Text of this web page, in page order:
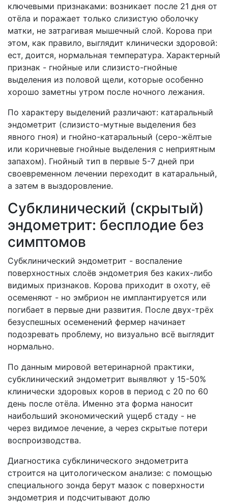
ключевыми признаками: возникает после 21 дня от
отёла и поражает только слизистую оболочку
матки, не затрагивая мышечный слой. Корова при
этом, как правило, выглядит клинически здоровой:
ест, доится, нормальная температура. Характерный
признак - гнойные или слизисто-гнойные
выделения из половой щели, которые особенно
хорошо заметны утром после ночного лежания.
По характеру выделений различают: катаральный
эндометрит (слизисто-мутные выделения без
явного гноя) и гнойно-катаральный (серо-жёлтые
или коричневые гнойные выделения с неприятным
запахом). Гнойный тип в первые 5-7 дней при
своевременном лечении переходит в катаральный,
а затем в выздоровление.
Субклинический (скрытый)
эндометрит: бесплодие без
симптомов
Субклинический эндометрит - воспаление
поверхностных слоёв эндометрия без каких-либо
видимых признаков. Корова приходит в охоту, её
осеменяют - но эмбрион не имплантируется или
погибает в первые дни развития. После двух-трёх
безуспешных осеменений фермер начинает
подозревать проблему, но визуально всё выглядит
нормально.
По данным мировой ветеринарной практики,
субклинический эндометрит выявляют у 15-50%
клинически здоровых коров в период с 20 по 60
день после отёла. Именно эта форма наносит
наибольший экономический ущерб стаду - не
через видимое лечение, а через скрытые потери
воспроизводства.
Диагностика субклинического эндометрита
строится на цитологическом анализе: с помощью
специального зонда берут мазок с поверхности
эндометрия и подсчитывают долю